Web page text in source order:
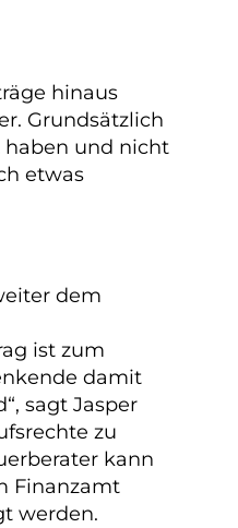
hinaus
Grundsätzlich
haben und nicht
etwas
dem
ist zum
damit
sagt Jasper
zu
kann
Finanzamt
werden.